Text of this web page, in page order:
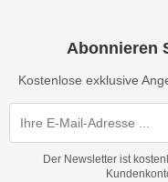
Abonnieren
Kostenlose exklusive
Der Newsletter ist